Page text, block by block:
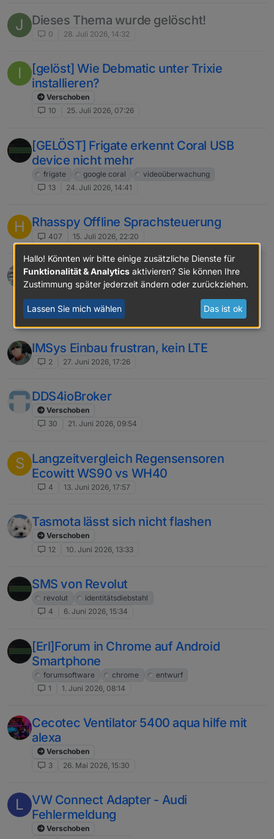
J Dieses Thema wurde gelöscht!
0 28. Juli 2026, 14:32
I
[gelöst] Wie Debmatic unter Trixie
installieren?
Verschoben
10
25. Juli 2026, 07:26
[GELÖST] Frigate erkennt Coral USB
device nicht mehr
frigate google coral
videoüberwachung
13
24. Juli 2026, 14:41
H Rhasspy Offline Sprachsteuerung
407 15. Juli 2026, 22:20
Ist es möglich den RFID 13.56Mhz von
Dormakaba zu klonen
Verschoben rfid
dormakaba
3
12. Juli 2026, 09:10
IMSys Einbau frustran, kein LTE
2 27. Juni 2026, 17:26
DDS4ioBroker
Verschoben
30
21. Juni 2026, 09:54
S Langzeitvergleich Regensensoren
Ecowitt WS90 vs WH40
4 13. Juni 2026, 17:57
Tasmota lässt sich nicht flashen
Verschoben
12
10. Juni 2026, 13:33
SMS von Revolut
revolut
identitätsdiebstahl
4
6. Juni 2026, 15:34
[Erl]Forum in Chrome auf Android
Smartphone
forumsoftware chrome
entwurf
1
1. Juni 2026, 08:14
Cecotec Ventilator 5400 aqua hilfe mit
alexa
Verschoben
3
26. Mai 2026, 15:30
L VW Connect Adapter - Audi
Fehlermeldung
Verschoben
Hallo! Könnten wir bitte einige zusätzliche Dienste für
Funktionalität & Analytics aktivieren? Sie können Ihre
Zustimmung später jederzeit ändern oder zurückziehen.
Lassen Sie mich wählen Das ist ok